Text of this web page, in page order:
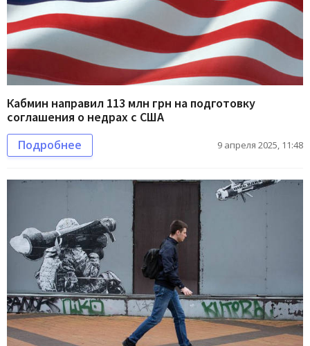
Кабмин направил 113 млн грн на подготовку
соглашения о недрах с США
Подробнее 9 апреля 2025, 11:48